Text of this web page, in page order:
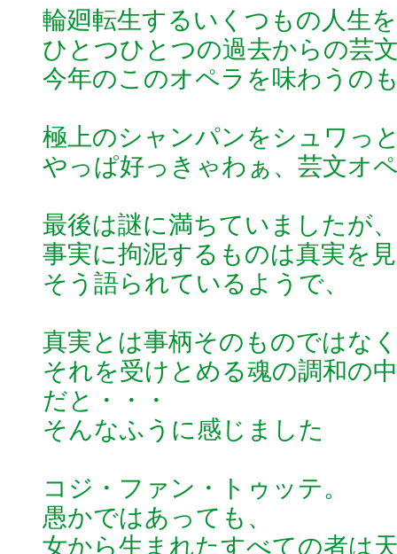
輪廻転生するいくつもの人生
ひとつひとつの過去からの芸
今年のこのオペラを味わうの
極上のシャンパンをシュワっ
やっぱ好っきゃわぁ、芸文オ
最後は謎に満ちていましたが、
事実に拘泥するものは真実を
そう語られているようで、
真実とは事柄そのものではな
それを受けとめる魂の調和の
だと・・・
そんなふうに感じました
コジ・ファン・トゥッテ。
愚かではあっても、
女から生まれたすべての者は